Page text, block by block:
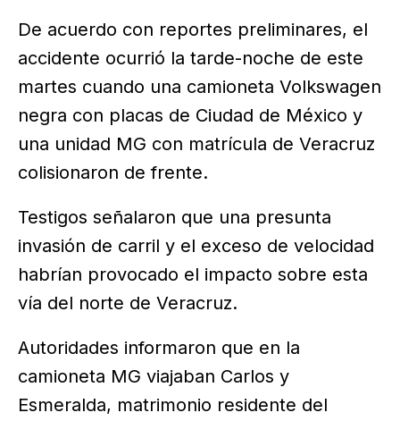
De acuerdo con reportes preliminares, el
accidente ocurrió la tarde-noche de este
martes cuando una camioneta Volkswagen
negra con placas de Ciudad de México y
una unidad MG con matrícula de Veracruz
colisionaron de frente.
Testigos señalaron que una presunta
invasión de carril y el exceso de velocidad
habrían provocado el impacto sobre esta
vía del norte de Veracruz.
Autoridades informaron que en la
camioneta MG viajaban Carlos y
Esmeralda, matrimonio residente del